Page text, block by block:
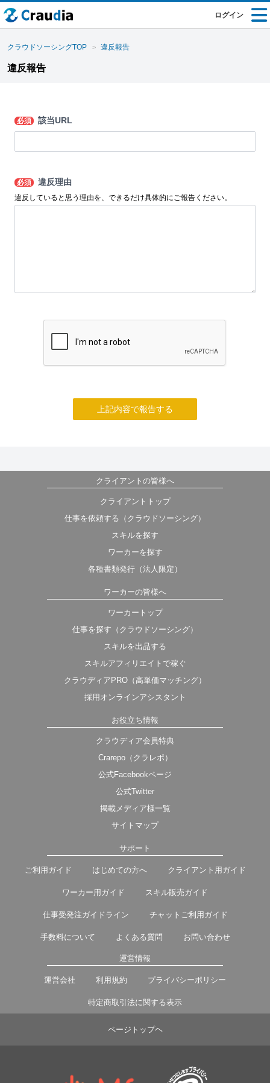
ログイン
クラウドソーシングTOP 違反報告
違反報告
必須 該当URL
必須 違反理由
違反していると思う理由を、できるだけ具体的にご報告ください。
上記内容で報告する
クライアントの皆様へ
クライアントトップ
仕事を依頼する（クラウドソーシング）
スキルを探す
ワーカーを探す
各種書類発行（法人限定）
ワーカーの皆様へ
ワーカートップ
仕事を探す（クラウドソーシング）
スキルを出品する
スキルアフィリエイトで稼ぐ
クラウディアPRO（高単価マッチング）
採用オンラインアシスタント
お役立ち情報
クラウディア会員特典
Crarepo（クラレポ）
公式Facebookページ
公式Twitter
掲載メディア様一覧
サイトマップ
サポート
ご利用ガイド はじめての方へ クライアント用ガイド
ワーカー用ガイド スキル販売ガイド
仕事受発注ガイドライン チャットご利用ガイド
手数料について よくある質問 お問い合わせ
運営情報
運営会社 利用規約 プライバシーポリシー
特定商取引法に関する表示
ページトップヘ